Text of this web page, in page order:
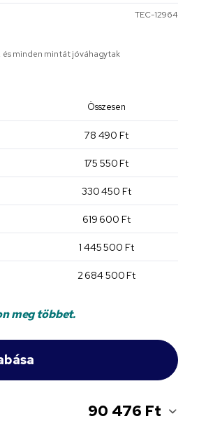
TEC-12964
minden mintát jóváhagytak
Összesen
78 490 Ft
175 550 Ft
330 450 Ft
619 600 Ft
1 445 500 Ft
2 684 500 Ft
meg többet.
90 476 Ft